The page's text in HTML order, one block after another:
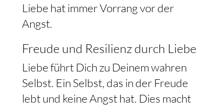
Liebe hat immer Vorrang vor der
Angst.
Freude und Resilienz durch Liebe
Liebe führt Dich zu Deinem wahren
Selbst. Ein Selbst, das in der Freude
lebt und keine Angst hat. Dies macht